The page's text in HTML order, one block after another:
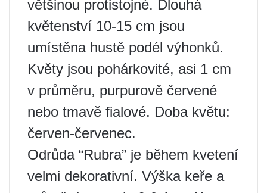
většinou protistojné. Dlouhá
květenství 10-15 cm jsou
umístěna hustě podél výhonků.
Květy jsou pohárkovité, asi 1 cm
v průměru, purpurově červené
nebo tmavě fialové. Doba květu:
červen-červenec.
Odrůda “Rubra” je během kvetení
velmi dekorativní. Výška keře a